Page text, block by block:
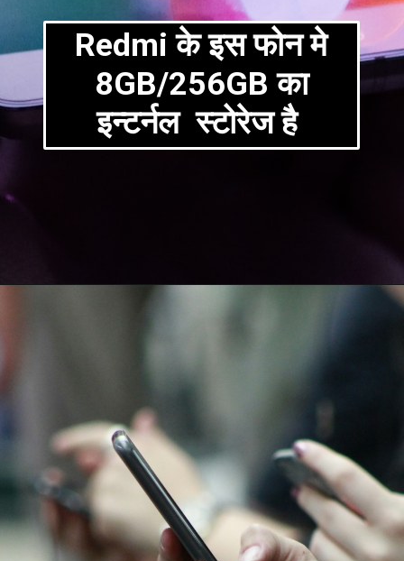
Redmi के इस फोन मे
8GB/256GB का
इन्टर्नल स्टोरेज है